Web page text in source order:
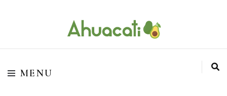
Ahuacati
O melhor da Internet em um só lugar
MENU